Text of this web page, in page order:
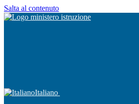
Salta al contenuto
Italiano